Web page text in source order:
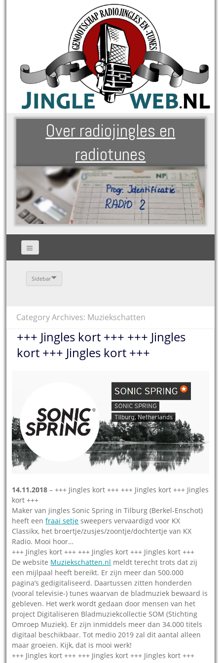
Over radiojingles en
radiotunes
Sidebar
Category Archives: Muziekschatten
+++ Jingles kort +++ +++ Jingles
kort +++ Jingles kort +++
14.11.2018 – +++ Jingles kort +++ +++ Jingles kort +++ Jingles
kort +++
Maker van jingles Sonic Spring in Tilburg (Berkel-Enschot)
heeft eenfraai setje sweepers vervaardigd voor KX
Classikx, het broertje/zusjes/zoontje/dochtertje van KX
Radio. Mooi hoor…
+++ Jingles kort +++ +++ Jingles kort +++ Jingles kort +++
De website Muziekschatten.nl meldt terecht trots dat zij
een mijlpaal heeft bereikt. Er zijn meer dan 500.000
pagina’s gedigitaliseerd. Daartussen zitten honderden
(vooral televisie-) tunes waarvan de bladmuziek bewaard is
gebleven. Het werk wordt gedaan door mensen van het
project Digitaliseren Bladmuziekcollectie SOM (Stichting
Omroep Muziek). Er zijn inmiddels meer dan 34.000 titels
digitaal beschikbaar. Tot medio 2019 zal dit aantal alleen
maar groeien. Kijk, dat is mooi werk!
+++ Jingles kort +++ +++ Jingles kort +++ Jingles kort +++